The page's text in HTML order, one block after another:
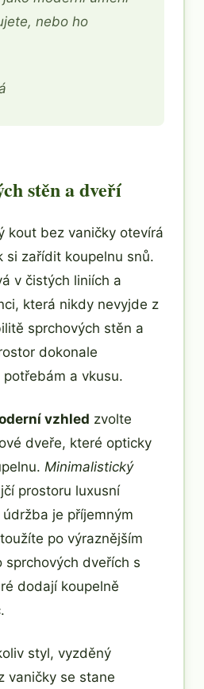
nebo ho
stěn a dveří
kout bez vaničky otevírá
si zařídit koupelnu snů.
v čistých liniích a
která nikdy nevyjde z
sprchových stěn a
dokonale
a vkusu.
vzhled zvolte
dveře, které opticky
Minimalistický
prostoru luxusní
je příjemným
po výraznějším
sprchových dveřích s
dodají koupelně
styl, vyzděný
vaničky se stane